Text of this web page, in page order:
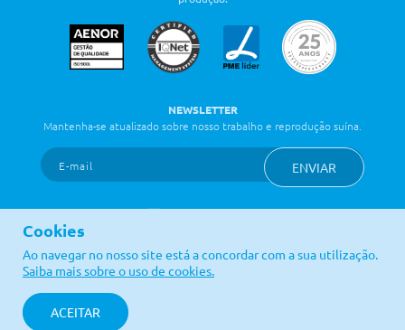
NEWSLETTER
Mantenha-se atualizado sobre nosso trabalho e reprodução suína.
ENVIAR
LINKS ÚTEIS
Cookies
Ao navegar no nosso site está a concordar com a sua utilização.
Saiba mais sobre o uso de cookies.
ACEITAR